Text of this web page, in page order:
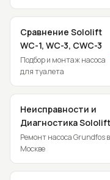
Сравнение Sololift
WC-1, WC-3, CWC-3
Подбор и монтаж насоса
для туалета
Неисправности и
Диагностика Sololift
Ремонт насоса Grundfos в
Москве